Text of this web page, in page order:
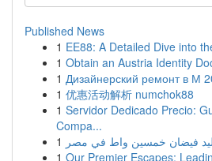
Published News
1 EE88: A Detailed Dive into
1 Obtain an Austria Identity
1 Дизайнерский ремонт в М
1 优惠活动解析 numchok88
1 Servidor Dedicado Precio:
Compa...
1 ليد فيضان خمسين واط في مصر
1 Our Premier Escapes: